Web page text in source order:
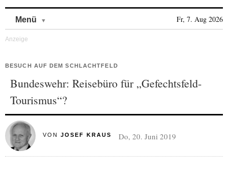
Menü Fr, 7. Aug 2026
BESUCH AUF DEM SCHLACHTFELD
Bundeswehr: Reisebüro für „Gefechtsfeld-
Tourismus“?
VON JOSEF KRAUS Do, 20. Juni 2019